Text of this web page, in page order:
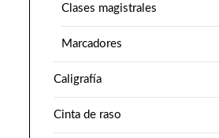
Clases magistrales
Marcadores
Caligrafía
Cinta de raso